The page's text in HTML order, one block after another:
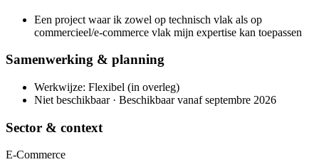
Een project waar ik zowel op technisch vlak als op
commercieel/e-commerce vlak mijn expertise kan toepassen
Samenwerking & planning
Werkwijze: Flexibel (in overleg)
Niet beschikbaar · Beschikbaar vanaf septembre 2026
Sector & context
E-Commerce